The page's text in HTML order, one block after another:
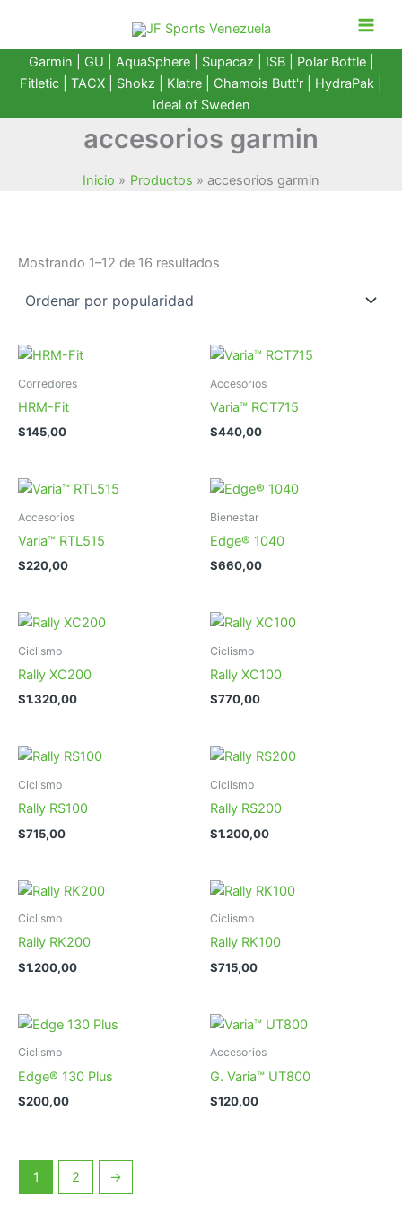
contenido
Garmin GU AquaSphere| Supacaz | ISB | Polar Bottle|
Fitletic
TACX Shokz Klatre Chamois Butt'r HydraPak
Ideal of Sweden
accesorios garmin
Inicio Productos accesorios garmin
Mostrando 1–12 de 16 resultados
Corredores
HRM-Fit
$145,00
Accesorios
Varia™ RCT715
$440,00
Accesorios
Varia™ RTL515
$220,00
Bienestar
Edge® 1040
$660,00
Ciclismo
Rally XC200
$1.320,00
Ciclismo
Rally XC100
$770,00
Ciclismo
Rally RS100
$715,00
Ciclismo
Rally RS200
$1.200,00
Ciclismo
Rally RK200
$1.200,00
Ciclismo
Rally RK100
$715,00
Ciclismo
Edge® 130 Plus
$200,00
Accesorios
G. Varia™ UT800
$120,00
1 2 →